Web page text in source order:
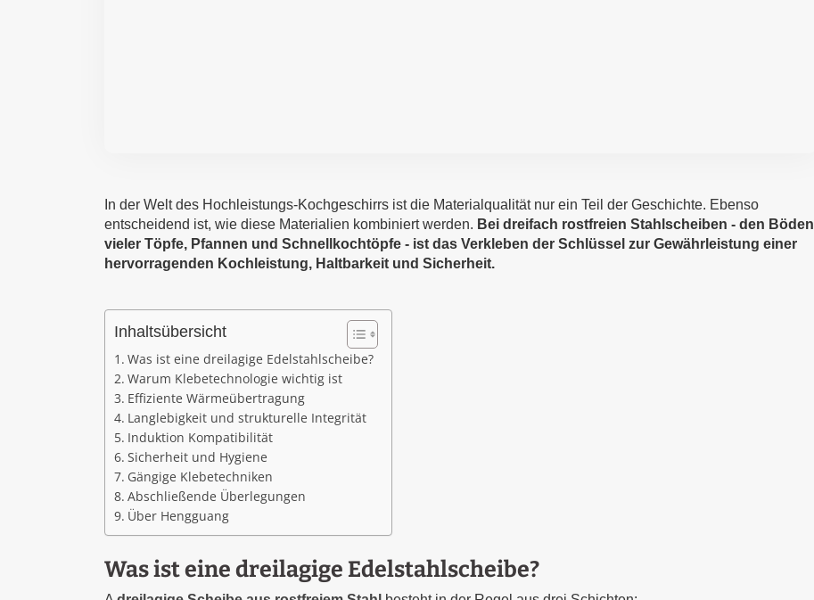
In der Welt des Hochleistungs-Kochgeschirrs ist die Materialqualität nur ein Teil der Geschichte. Ebenso
entscheidend ist, wie diese Materialien kombiniert werden. Bei dreifach rostfreien Stahlscheiben - den Böden
vieler Töpfe, Pfannen und Schnellkochtöpfe - ist das Verkleben der Schlüssel zur Gewährleistung einer
hervorragenden Kochleistung, Haltbarkeit und Sicherheit.
Inhaltsübersicht
Was ist eine dreilagige Edelstahlscheibe?
Warum Klebetechnologie wichtig ist
Effiziente Wärmeübertragung
Langlebigkeit und strukturelle Integrität
Induktion Kompatibilität
Sicherheit und Hygiene
Gängige Klebetechniken
Abschließende Überlegungen
Über Hengguang
Was ist eine dreilagige Edelstahlscheibe?